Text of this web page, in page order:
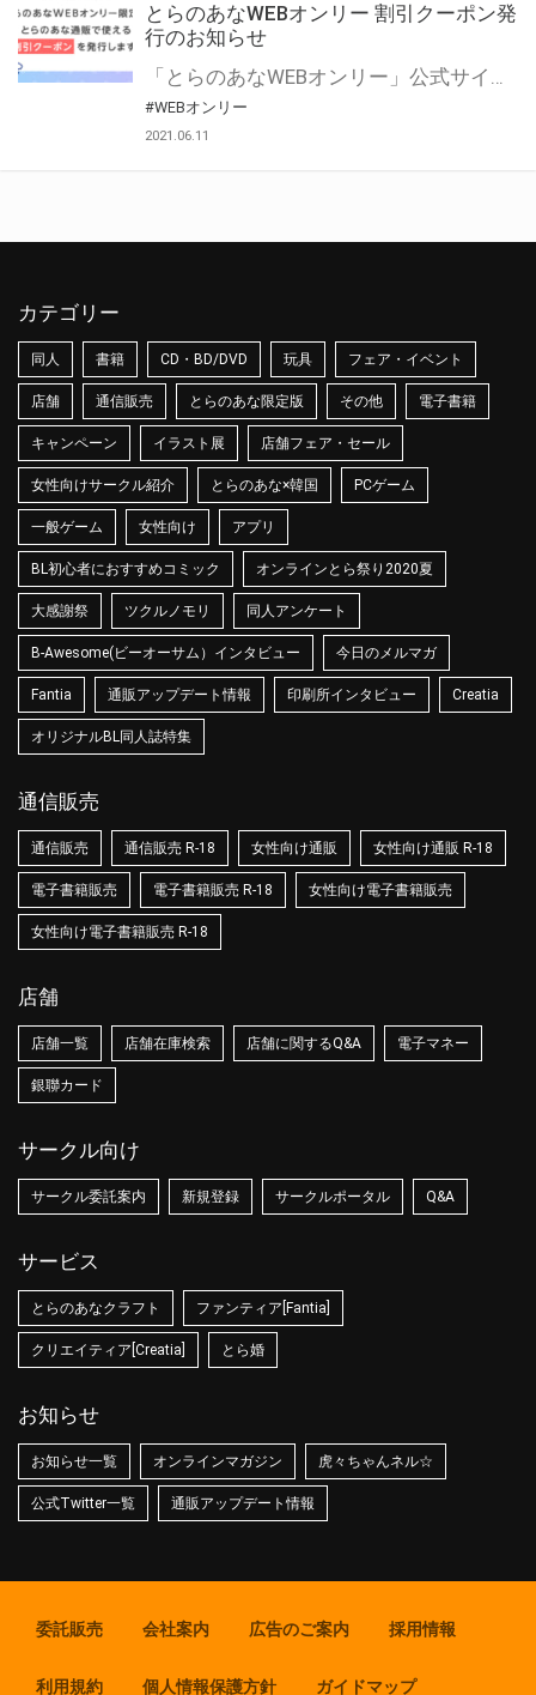
とらのあなWEBオンリー 割引クーポン発
行のお知らせ
「とらのあなWEBオンリー」公式サイトでとらのあな通販の「割引クーポン」を配布中！ イベントごとに開催当日限定で使える割引クーポンのシリアルコードを発行します。 とらのあなWEBオンリーのページをチェックして、イベント当日にお得にお買い物を楽しみましょう♪ ※本キャンペーンは予告なく終了する場合がございます。 とらのあなWEBオンリーサイトはこちら
#WEBオンリー
2021.06.11
カテゴリー
同人 書籍 CD・BD/DVD 玩具 フェア・イベント
店舗 通信販売 とらのあな限定版 その他 電子書籍
キャンペーン イラスト展 店舗フェア・セール
女性向けサークル紹介 とらのあな×韓国 PCゲーム
一般ゲーム 女性向け アプリ
BL初心者におすすめコミック オンラインとら祭り2020夏
大感謝祭 ツクルノモリ 同人アンケート
B-Awesome(ビーオーサム）インタビュー 今日のメルマガ
Fantia 通販アップデート情報 印刷所インタビュー Creatia
オリジナルBL同人誌特集
通信販売
通信販売 通信販売 R-18 女性向け通販 女性向け通販 R-18
電子書籍販売 電子書籍販売 R-18 女性向け電子書籍販売
女性向け電子書籍販売 R-18
店舗
店舗一覧 店舗在庫検索 店舗に関するQ&A 電子マネー
銀聯カード
サークル向け
サークル委託案内 新規登録 サークルポータル Q&A
サービス
とらのあなクラフト ファンティア[Fantia]
クリエイティア[Creatia] とら婚
お知らせ
お知らせ一覧 オンラインマガジン 虎々ちゃんネル☆
公式Twitter一覧 通販アップデート情報
委託販売 会社案内 広告のご案内 採用情報
利用規約 個人情報保護方針 ガイドマップ